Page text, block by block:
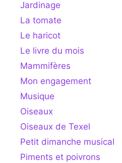
Jardinage
La tomate
Le haricot
Le livre du mois
Mammifères
Mon engagement
Musique
Oiseaux
Oiseaux de Texel
Petit dimanche musical
Piments et poivrons